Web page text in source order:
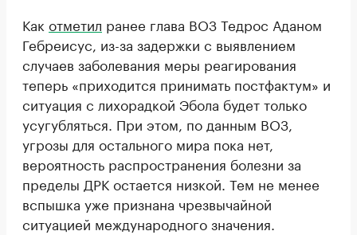
Как отметил ранее глава ВОЗ Тедрос Аданом
Гебреисус, из-за задержки с выявлением
случаев заболевания меры реагирования
теперь «приходится принимать постфактум» и
ситуация с лихорадкой Эбола будет только
усугубляться. При этом, по данным ВОЗ,
угрозы для остального мира пока нет,
вероятность распространения болезни за
пределы ДРК остается низкой. Тем не менее
вспышка уже признана чрезвычайной
ситуацией международного значения.